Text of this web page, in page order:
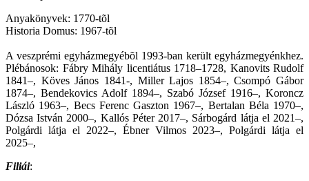
Anyakönyvek: 1770-tõl
Historia Domus: 1967-tõl
A veszprémi egyházmegyébõl 1993-ban került egyházmegyénkhez.
Plébánosok: Fábry Mihály licentiátus 1718–1728, Kanovits Rudolf
1841–, Köves János 1841-, Miller Lajos 1854–, Csompó Gábor
1874–, Bendekovics Adolf 1894–, Szabó József 1916–, Koroncz
László 1963–, Becs Ferenc Gaszton 1967–, Bertalan Béla 1970–,
Dózsa István 2000–, Kallós Péter 2017–, Sárbogárd látja el 2021–,
Polgárdi látja el 2022–, Ébner Vilmos 2023–, Polgárdi látja el
2025–,
Filiái: